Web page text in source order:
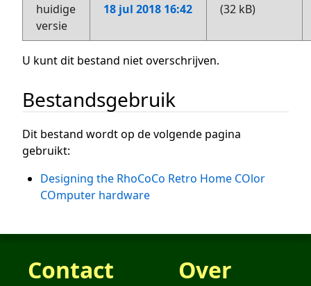
huidige
versie
18 jul 2018 16:42 (32 kB)
U kunt dit bestand niet overschrijven.
Bestandsgebruik
Dit bestand wordt op de volgende pagina
gebruikt:
Designing the RhoCoCo Retro Home COlor
COmputer hardware
Contact Over